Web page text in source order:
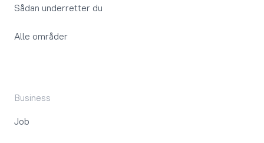
Sådan underretter du
Alle områder
Business
Job